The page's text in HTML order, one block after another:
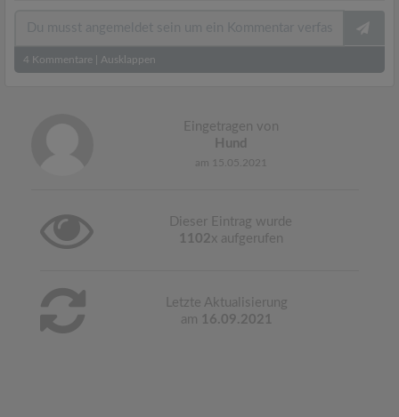
4 Kommentare Ausklappen
Eingetragen von
Hund
am 15.05.2021
Dieser Eintrag wurde
1102x aufgerufen
Letzte Aktualisierung
am 16.09.2021